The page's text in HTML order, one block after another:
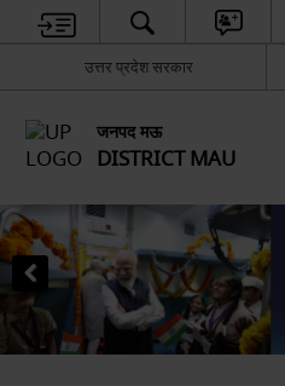
उत्तर प्रदेश सरकार
जनपद मऊ
DISTRICT MAU